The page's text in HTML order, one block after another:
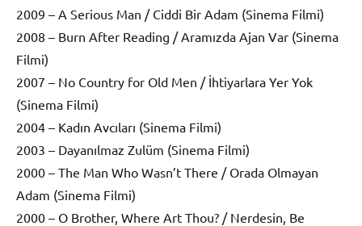
2009 – A Serious Man / Ciddi Bir Adam (Sinema Filmi)
2008 – Burn After Reading / Aramızda Ajan Var (Sinema
Filmi)
2007 – No Country for Old Men / İhtiyarlara Yer Yok
(Sinema Filmi)
2004 – Kadın Avcıları (Sinema Filmi)
2003 – Dayanılmaz Zulüm (Sinema Filmi)
2000 – The Man Who Wasn’t There / Orada Olmayan
Adam (Sinema Filmi)
2000 – O Brother, Where Art Thou? / Nerdesin, Be